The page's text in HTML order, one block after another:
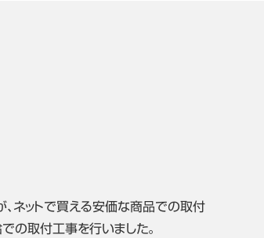
ネットで買える安価な商品での取付
の取付工事を行いました。